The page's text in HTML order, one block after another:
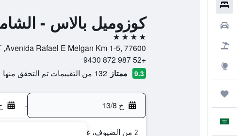
كوزوميل بالاس -
4 نجوم
Avenida Rafael E Melgan Km 1-5, 77600, كوزوميل, ولاية كينتانا رو, المكسيك
+52 987 872 9430
9.3 ممتاز 132 من التقييمات تم التحقق منها
خ 13/8 - ج
2 من الضيوف، غرفة واحدة